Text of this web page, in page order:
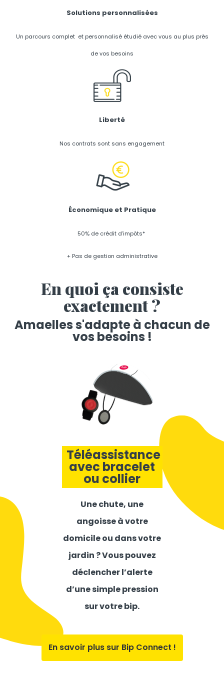
Solutions personnalisées
Un parcours complet et personnalisé étudié avec vous au plus près
de vos besoins
Liberté
Nos contrats sont sans engagement
Économique et Pratique
50% de crédit d’impôts*
+ Pas de gestion administrative
En quoi ça consiste
exactement ?
Amaelles s'adapte à chacun de
vos besoins !
Téléassistance
avec bracelet
ou collier
Une chute, une
angoisse à votre
domicile ou dans votre
jardin ? Vous pouvez
déclencher l’alerte
d’une simple pression
sur votre bip.
En savoir plus sur Bip Connect !